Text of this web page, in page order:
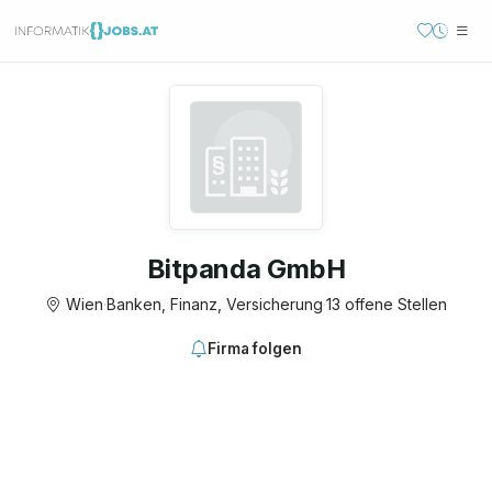
Bitpanda GmbH
Wien·Banken, Finanz, Versicherung·13 offene Stellen
Firma folgen